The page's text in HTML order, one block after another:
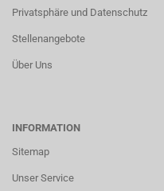
Privatsphäre und Datenschutz
Stellenangebote
Über Uns
INFORMATION
Sitemap
Unser Service